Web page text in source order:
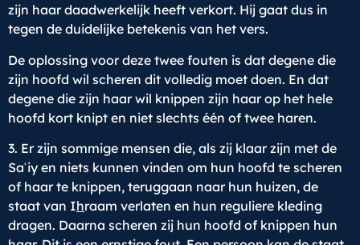
zijn haar daadwerkelijk heeft verkort. Hij gaat dus in
tegen de duidelijke betekenis van het vers.
De oplossing voor deze twee fouten is dat degene die
zijn hoofd wil scheren dit volledig moet doen. En dat
degene die zijn haar wil knippen zijn haar op het hele
hoofd kort knipt en niet slechts één of twee haren.
3. Er zijn sommige mensen die, als zij klaar zijn met de
Saʿiy en niets kunnen vinden om hun hoofd te scheren
of haar te knippen, teruggaan naar hun huizen, de
staat van Ihraam verlaten en hun reguliere kleding
dragen. Daarna scheren zij hun hoofd of knippen hun